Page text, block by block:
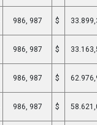
986, 987 $
986, 987 $
986, 987 $
986, 987 $